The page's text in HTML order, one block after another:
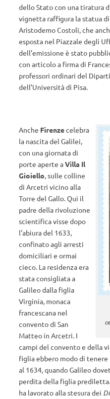
dello Stato con una tiratura
vignetta raffigura la statua
Aristodemo Costoli, che
esposta nel Piazzale degli
dell’emissione è stato
con articolo a firma di
professori ordinari del
dell’Università di Pisa.
Anche Firenzecelebra
la nascita del Galilei,
con una giornata di
porte aperte aVilla Il
Gioiello, sulle colline
di Arcetri vicino alla
Torre del Gallo. Qui il
padre della rivoluzione
scientifica visse dopo
l’abiura del 1633,
confinato agli arresti
domiciliari e ormai
cieco. La residenza era
stata consigliata a
Galileo dalla figlia
Virginia, monaca
francescana nel
convento di San
Matteo in Arcetri. I
campi del convento e della
figlia ebbero modo di
al 1634, quando Galileo
perdita della figlia
ha lavorato alla stesura dei